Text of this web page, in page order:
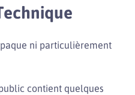
ni particulièrement
contient quelques